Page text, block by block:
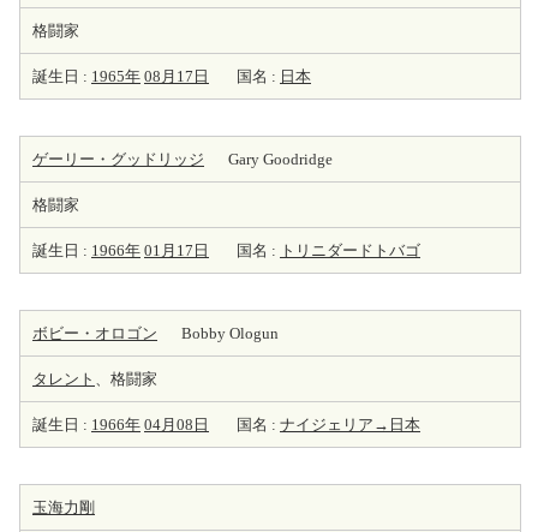
格闘家
誕生日 : 1965年 08月17日 国名 : 日本
ゲーリー・グッドリッジ Gary Goodridge
格闘家
誕生日 : 1966年 01月17日 国名 : トリニダードトバゴ
ボビー・オロゴン Bobby Ologun
タレント 、格闘家
誕生日 : 1966年 04月08日 国名 : ナイジェリア→日本
玉海力剛